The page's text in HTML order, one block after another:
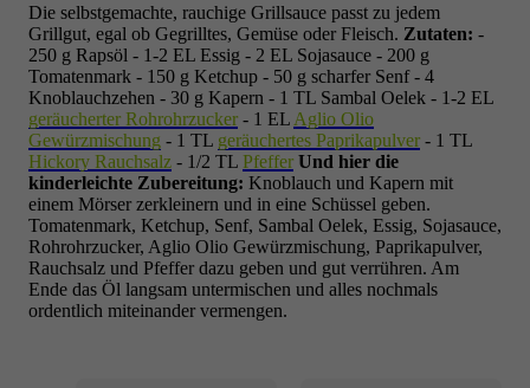
Die selbstgemachte, rauchige Grillsauce passt zu jedem
Grillgut, egal ob Gegrilltes, Gemüse oder Fleisch. Zutaten: -
250 g Rapsöl - 1-2 EL Essig - 2 EL Sojasauce - 200 g
Tomatenmark - 150 g Ketchup - 50 g scharfer Senf - 4
Knoblauchzehen - 30 g Kapern - 1 TL Sambal Oelek - 1-2 EL
geräucherter Rohrohrzucker - 1 EL Aglio Olio
Gewürzmischung - 1 TL geräuchertes Paprikapulver - 1 TL
Hickory Rauchsalz - 1/2 TL Pfeffer Und hier die
kinderleichte Zubereitung: Knoblauch und Kapern mit
einem Mörser zerkleinern und in eine Schüssel geben.
Tomatenmark, Ketchup, Senf, Sambal Oelek, Essig, Sojasauce,
Rohrohrzucker, Aglio Olio Gewürzmischung, Paprikapulver,
Rauchsalz und Pfeffer dazu geben und gut verrühren. Am
Ende das Öl langsam untermischen und alles nochmals
ordentlich miteinander vermengen.